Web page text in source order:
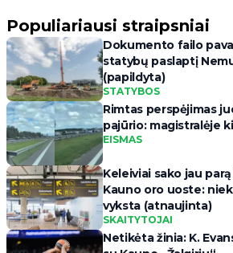
Populiariausi straipsniai
Dokumento failo
statybų paslaptį
(papildyta)
STATYBOS
Rimtas perspėjimas
pajūrio: magistralėje
EISMAS
Keleiviai sako jau
Kauno oro uoste:
vyksta (atnaujinta)
SKAITYTOJAI
Netikėta žinia: K.